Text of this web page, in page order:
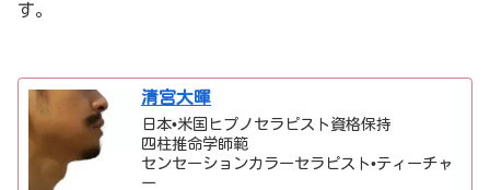
す。
清宮大暉
日本•米国ヒプノセラピスト資格保持
四柱推命学師範
センセーションカラーセラピスト•ティーチャ
ー